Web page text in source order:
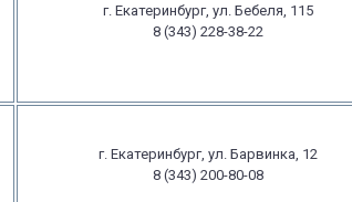
г. Екатеринбург, ул. Бебеля, 115
8 (343) 228-38-22
г. Екатеринбург, ул. Барвинка, 12
8 (343) 200-80-08